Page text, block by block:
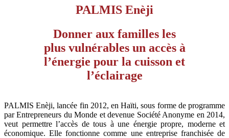
PALMIS Enèji
Donner aux familles les
plus vulnérables un accès à
l’énergie pour la cuisson et
l’éclairage
PALMIS Enèji, lancée fin 2012, en Haïti, sous forme de programme
par Entrepreneurs du Monde et devenue Société Anonyme en 2014,
veut permettre l’accès de tous à une énergie propre, moderne et
économique. Elle fonctionne comme une entreprise franchisée de